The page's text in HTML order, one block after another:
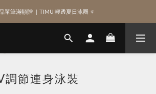
LINE 註冊新會員，獲得 $100 購物金
單筆滿額贈 ｜TIMU 輕透夏日泳圈 🔅
LINE 註冊新會員，獲得 $100 購物金
節連身泳裝